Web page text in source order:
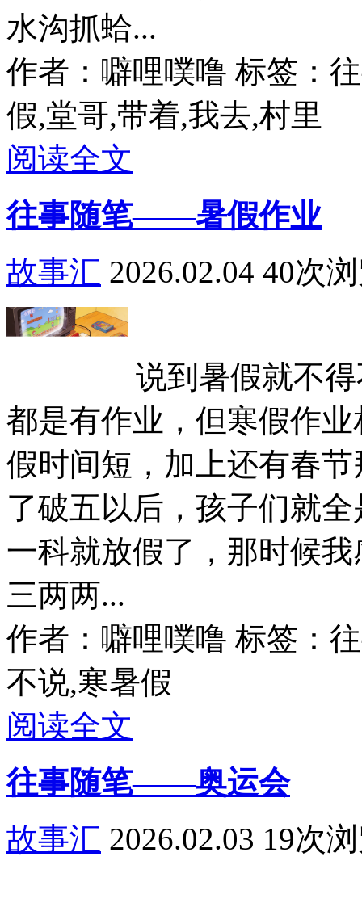
水沟抓蛤...
作者：噼哩噗噜 标签：
假,堂哥,带着,我去,村里
阅读全文
往事随笔——暑假作业
故事汇 2026.02.04 40次
说到暑假就不
都是有作业，但寒假作
假时间短，加上还有春
了破五以后，孩子们就
一科就放假了，那时候
三两两...
作者：噼哩噗噜 标签：
不说,寒暑假
阅读全文
往事随笔——奥运会
故事汇 2026.02.03 19次